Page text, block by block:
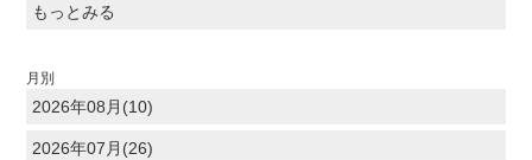
もっとみる
月別
2026年08月(10)
2026年07月(26)